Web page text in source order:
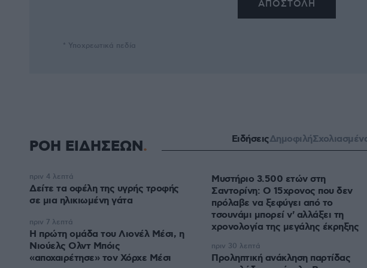
* Υποχρεωτικά πεδία
ΡΟΗ ΕΙΔΗΣΕΩΝ ΕιδήσειςΔημοφιλή
Δείτε τα οφέλη της υγρής τροφής
σε μια ηλικιωμένη γάτα
πριν 4 λεπτά
Η πρώτη ομάδα του Λιονέλ Μέσι, η
Νιούελς Ολντ Μπόις
«αποχαιρέτησε» τον Χόρχε Μέσι
πριν 7 λεπτά
Μυστήριο 3.500 ετών στη
Σαντορίνη: Ο 15χρονος που δεν
πρόλαβε να ξεφύγει από το
τσουνάμι μπορεί ν' αλλάξει τη
χρονολογία της μεγάλης έκρηξης
Προληπτική ανάκληση παρτίδας
πριν 30 λεπτά